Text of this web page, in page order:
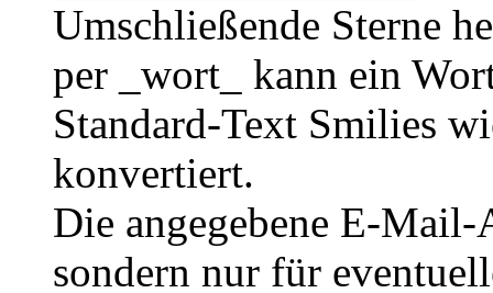
Umschließende Sterne
per _wort_ kann ein
Standard-Text Smilies
konvertiert.
Die angegebene E-
sondern nur für